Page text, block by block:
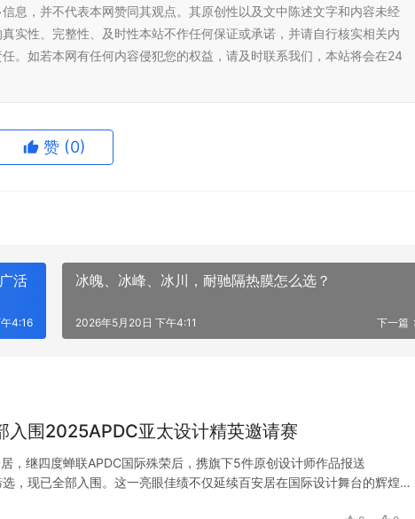
息，并不代表本网赞同其观点。其原创性以及文中陈述文字和内容未经
实性、完整性、及时性本站不作任何保证或承诺，并请自行核实相关内
。如若本网有任何内容侵犯您的权益，请及时联系我们，本站将会在24
赞 (0)
活
4:16
冰魄、冰峰、冰川，耐驰隔热膜怎么选？
下一篇
2026年5月20日 下午4:11
入围2025APDC亚太设计精英邀请赛
，继四度蝉联APDC国际殊荣后，携旗下5件原创设计师作品报送
，现已全部入围。这一亮眼佳绩不仅延续百安居在国际设计舞台的辉煌表